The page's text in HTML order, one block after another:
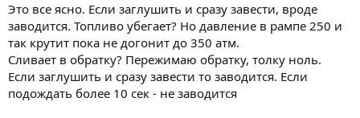
Это все ясно. Если заглушить и сразу завести, вроде
заводится. Топливо убегает? Но давление в рампе 250 и
так крутит пока не догонит до 350 атм.
Сливает в обратку? Пережимаю обратку, толку ноль.
Если заглушить и сразу завести то заводится. Если
подождать более 10 сек - не заводится